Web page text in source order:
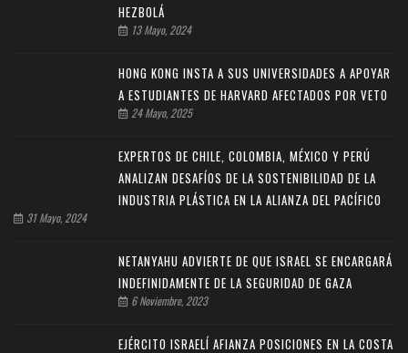
HEZBOLÁ
13 Mayo, 2024
HONG KONG INSTA A SUS UNIVERSIDADES A APOYAR
A ESTUDIANTES DE HARVARD AFECTADOS POR VETO
24 Mayo, 2025
EXPERTOS DE CHILE, COLOMBIA, MÉXICO Y PERÚ
ANALIZAN DESAFÍOS DE LA SOSTENIBILIDAD DE LA
INDUSTRIA PLÁSTICA EN LA ALIANZA DEL PACÍFICO
31 Mayo, 2024
NETANYAHU ADVIERTE DE QUE ISRAEL SE ENCARGARÁ
INDEFINIDAMENTE DE LA SEGURIDAD DE GAZA
6 Noviembre, 2023
EJÉRCITO ISRAELÍ AFIANZA POSICIONES EN LA COSTA